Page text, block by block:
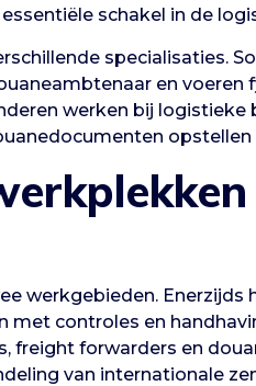
schakel in de
specialisaties.
en voeren
werken bij
opstellen
werkgebieden. Enerzijds
controles en
freight forwarders en
van internationale